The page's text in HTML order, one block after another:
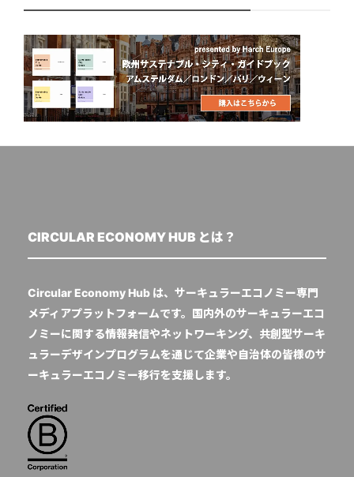
CIRCULAR ECONOMY HUB とは？
Circular Economy Hub は、サーキュラーエコノミー専門
メディアプラットフォームです。国内外のサーキュラーエコ
ノミーに関する情報発信やネットワーキング、共創型サーキ
ュラーデザインプログラムを通じて企業や自治体の皆様のサ
ーキュラーエコノミー移行を支援します。